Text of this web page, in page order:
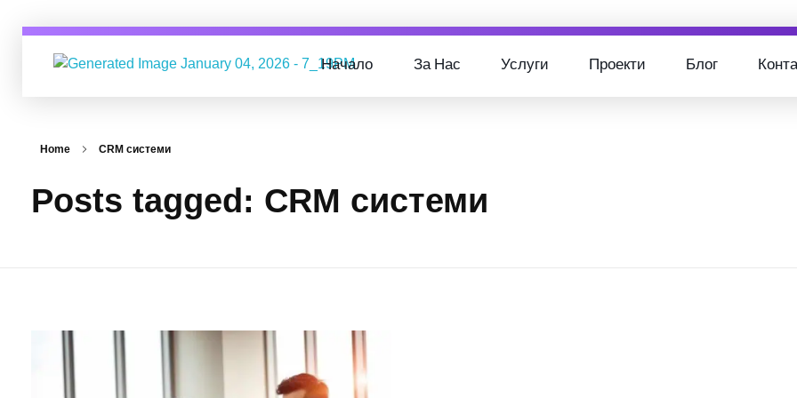
Начало За Нас Услуги Проекти Блог
Home CRM системи
Posts tagged: CRM системи